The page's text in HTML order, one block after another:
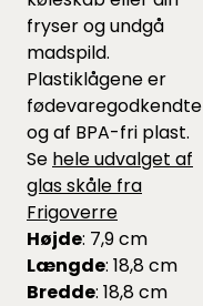
fryser og undgå
madspild.
Plastiklågene er
fødevaregodkendte
og af BPA-fri plast.
Se hele udvalget af
glas skåle fra
Frigoverre
Højde: 7,9 cm
Længde: 18,8 cm
Bredde: 18,8 cm